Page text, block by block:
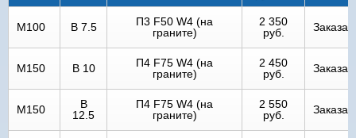
М100 В 7.5
П3 F50 W4 (на
граните)
2 350
руб.
М150 В 10
П4 F75 W4 (на
граните)
2 450
руб.
М150
В
12.5
П4 F75 W4 (на
граните)
2 550
руб.